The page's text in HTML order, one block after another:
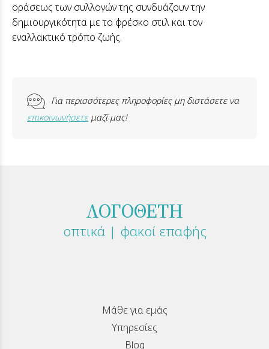
οράσεως των συλλογών της συνδυάζουν την
δημιουργικότητα με το φρέσκο στιλ και τον
εναλλακτικό τρόπο ζωής.
Για περισσότερες πληροφορίες μη διστάσετε να
επικοινωνήσετεμαζί μας!
ΛΟΓΟΘΕΤΗ
οπτικά | φακοί επαφής
Μάθε για εμάς
Υπηρεσίες
Blog